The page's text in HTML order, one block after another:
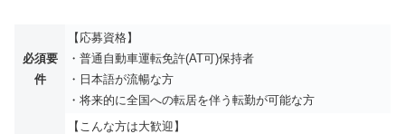
必須要
件
【応募資格】
・普通自動車運転免許(AT可)保持者
・日本語が流暢な方
・将来的に全国への転居を伴う転勤が可能な方
【こんな方は大歓迎】